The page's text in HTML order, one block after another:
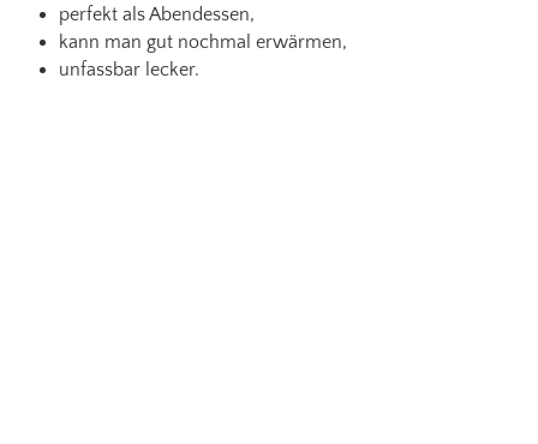
perfekt als Abendessen,
kann man gut nochmal erwärmen,
unfassbar lecker.